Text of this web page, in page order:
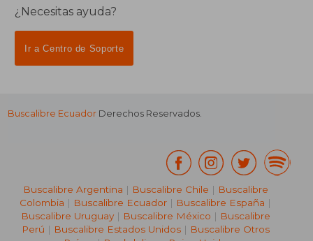
¿Necesitas ayuda?
Ir a Centro de Soporte
Buscalibre Ecuador Derechos Reservados.
Buscalibre Argentina | Buscalibre Chile | Buscalibre
Colombia | Buscalibre Ecuador | Buscalibre España |
Buscalibre Uruguay| Buscalibre México | Buscalibre
Perú | Buscalibre Estados Unidos| Buscalibre Otros